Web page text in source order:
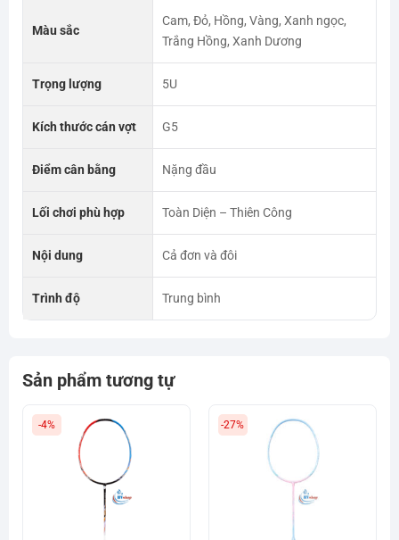
Màu sắc
Cam, Đỏ, Hồng, Vàng, Xanh ngọc,
Trắng Hồng, Xanh Dương
Trọng lượng 5U
Kích thước cán vợt G5
Điểm cân bằng Nặng đầu
Lối chơi phù hợp Toàn Diện – Thiên Công
Nội dung Cả đơn và đôi
Trình độ Trung bình
Sản phẩm tương tự
-4% -27%